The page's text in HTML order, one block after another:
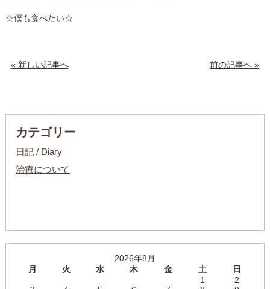
☆僕も食べたい☆
« 新しい記事へ 前の記事へ »
カテゴリー
日記 / Diary
治療について
2026年8月
月
火 水 木 金 土
日
1
2